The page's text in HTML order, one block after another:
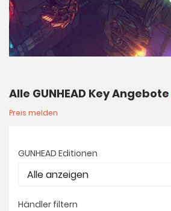
Alle GUNHEAD Key Angebote
Preis melden
GUNHEAD Editionen
Händler filtern